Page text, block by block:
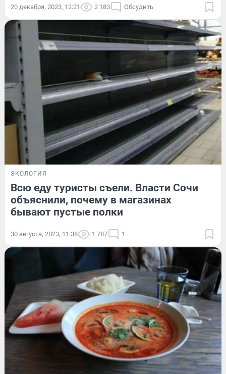
20 декабря, 2023, 12:21 2 183 Обсудить
ЭКОЛОГИЯ
Всю еду туристы съели. Власти Сочи
объяснили, почему в магазинах
бывают пустые полки
30 августа, 2023, 11:38 1 787 1